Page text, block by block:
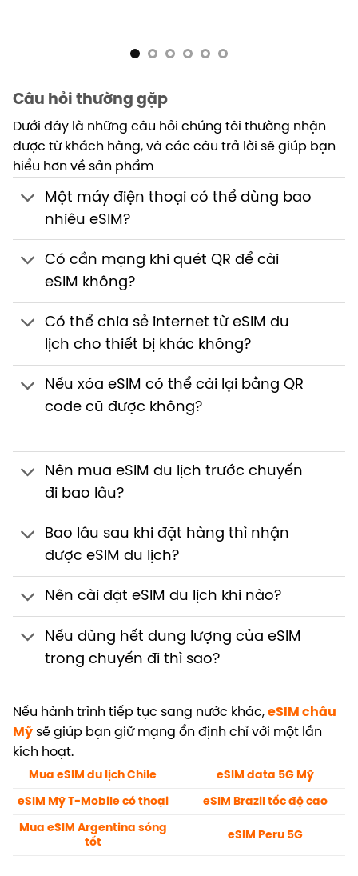
Câu hỏi thường gặp
Dưới đây là những câu hỏi chúng tôi thường nhận
được từ khách hàng, và các câu trả lời sẽ giúp bạn
hiểu hơn về sản phẩm
Một máy điện thoại có thể dùng bao
nhiêu eSIM?
Có cần mạng khi quét QR để cài
eSIM không?
Có thể chia sẻ internet từ eSIM du
lịch cho thiết bị khác không?
Nếu xóa eSIM có thể cài lại bằng QR
code cũ được không?
Nên mua eSIM du lịch trước chuyến
đi bao lâu?
Bao lâu sau khi đặt hàng thì nhận
được eSIM du lịch?
Nên cài đặt eSIM du lịch khi nào?
Nếu dùng hết dung lượng của eSIM
trong chuyến đi thì sao?
Nếu hành trình tiếp tục sang nước khác, eSIM châu
Mỹ sẽ giúp bạn giữ mạng ổn định chỉ với một lần
kích hoạt.
Mua eSIM du lịch Chile eSIM data 5G Mỹ
eSIM Mỹ T-Mobile có thoại eSIM Brazil tốc độ cao
Mua eSIM Argentina sóng
tốt
eSIM Peru 5G